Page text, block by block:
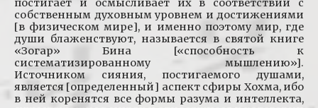
постигает и осмысливает их в соответствии с
собственным духовным уровнем и достижениями
[в физическом мире], и именно поэтому мир, где
души блаженствуют, называется в святой книге
«Зогар» Бина [«способность к
систематизированному мышлению»].
Источником сияния, постигаемого душами,
является [определенный] аспект сфиры Хохма, ибо
в ней коренятся все формы разума и интеллекта,